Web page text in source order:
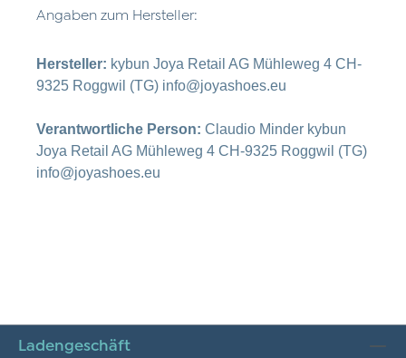
Angaben zum Hersteller:
Hersteller: kybun Joya Retail AG Mühleweg 4 CH-
9325 Roggwil (TG) info@joyashoes.eu
Verantwortliche Person: Claudio Minder kybun
Joya Retail AG Mühleweg 4 CH-9325 Roggwil (TG)
info@joyashoes.eu
Ladengeschäft